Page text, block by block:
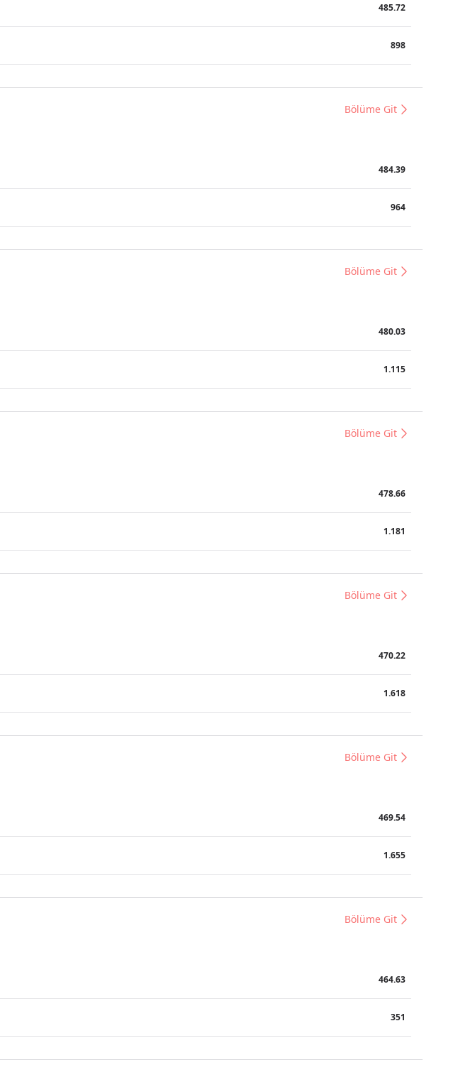
485.72
898
Bölüme Git
484.39
964
Bölüme Git
480.03
1.115
Bölüme Git
478.66
1.181
Bölüme Git
470.22
1.618
Bölüme Git
469.54
1.655
Bölüme Git
464.63
351